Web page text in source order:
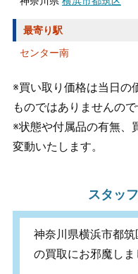
最寄り駅
センター南
※買い取り価格は当日の
ものではありませんの
※状態や付属品の有無、
変動いたします。
スタッ
神奈川県横浜市都
の買取にお邪魔しま